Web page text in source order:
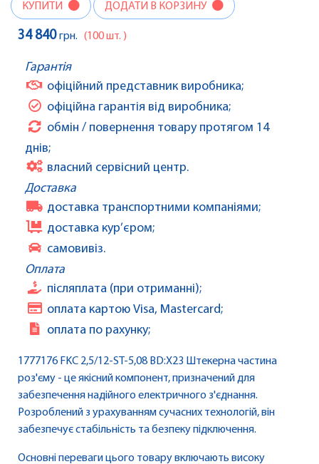
КУПИТИ ДОДАТИ В КОРЗИНУ
34 840грн. (100 шт. )
Гарантія
офіційний представник виробника;
офіційна гарантія від виробника;
обмін / повернення товару протягом 14
днів;
власний сервісний центр.
Доставка
доставка транспортними компаніями;
доставка кур’єром;
самовивіз.
Оплата
післяплата (при отриманні);
оплата картою Visa, Mastercard;
оплата по рахунку;
1777176 FKC 2,5/12-ST-5,08 BD:X23 Штекерна частина
роз'єму - це якісний компонент, призначений для
забезпечення надійного електричного з'єднання.
Розроблений з урахуванням сучасних технологій, він
забезпечує стабільність та безпеку підключення.
Основні переваги цього товару включають високу